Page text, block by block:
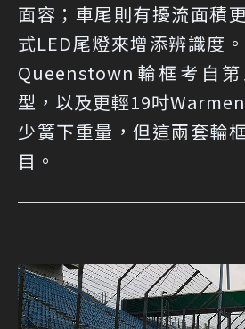
面容；車尾則有擾流面積
式LED尾燈來增添辨識度
Queenstown輪框考自
型，以及更輕19吋
少簧下重量，但這兩套輪
目。